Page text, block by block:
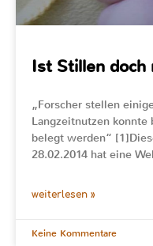
Ist Stillen doch
„Forscher stellen
Langzeitnutzen
belegt werden“
28.02.2014 hat eine
weiterlesen »
Keine Kommentare